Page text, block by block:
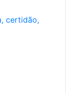
certidão,